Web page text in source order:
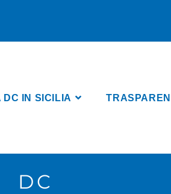
DC IN SICILIA
DC